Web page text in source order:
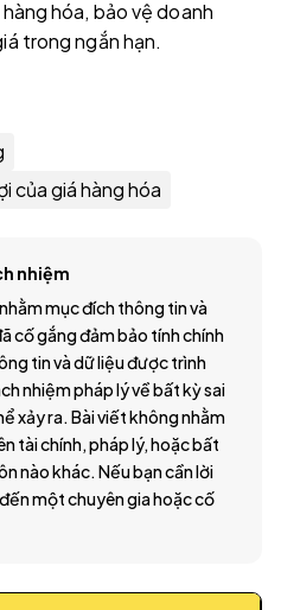
hóa, bảo vệ doanh
trong ngắn hạn.
của giá hàng hóa
nhiệm
mục đích thông tin và
cố gắng đảm bảo tính chính
tin và dữ liệu được trình
nhiệm pháp lý về bất kỳ sai
xảy ra. Bài viết không nhằm
tài chính, pháp lý, hoặc bất
nào khác. Nếu bạn cần lời
một chuyên gia hoặc cố